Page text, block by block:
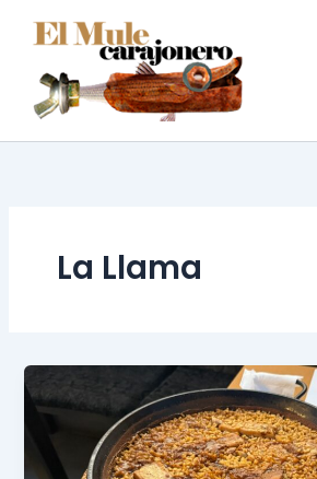
La Llama